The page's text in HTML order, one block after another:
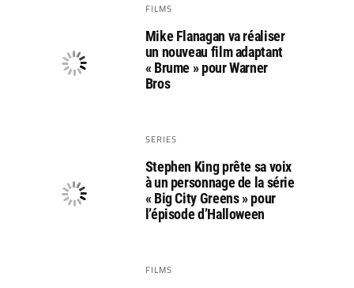
FILMS
Mike Flanagan va réaliser
un nouveau film adaptant
« Brume » pour Warner
Bros
SERIES
Stephen King prête sa voix
à un personnage de la série
« Big City Greens » pour
l’épisode d’Halloween
FILMS